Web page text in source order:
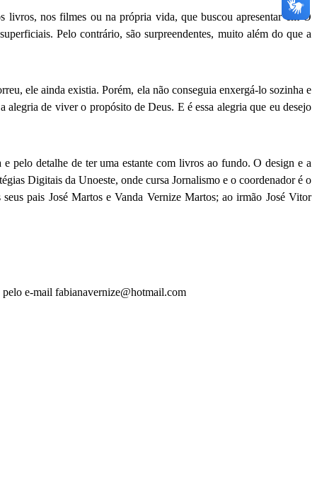
livros, nos filmes ou na própria vida, que buscou apresentar em O
Pelo contrário, são surpreendentes, muito além do que a
ele ainda existia. Porém, ela não conseguia enxergá-lo sozinha e
de viver o propósito de Deus. E é essa alegria que eu desejo
pelo detalhe de ter uma estante com livros ao fundo. O design e a
Digitais da Unoeste, onde cursa Jornalismo e o coordenador é o
pais José Martos e Vanda Vernize Martos; ao irmão José Vitor
e-mail fabianavernize@hotmail.com